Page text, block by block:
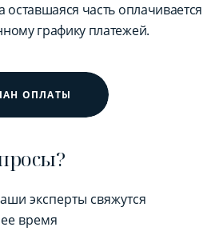
оставшаяся часть оплачивается
графику платежей.
ОПЛАТЫ
эксперты свяжутся
время